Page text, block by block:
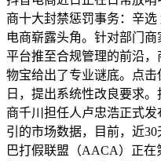
商十大封禁惩罚事务：辛
电商崭露头角。针对部门
平台推至合规管理的前沿
物宝给出了专业谜底。点
日，提出系统性改良要求
商千川担任人卢忠浩正式
引的市场数据，目前，近
巴打假联盟（AACA）正在